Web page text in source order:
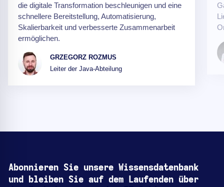
die digitale Transformation beschleunigen und eine
schnellere Bereitstellung, Automatisierung,
Skalierbarkeit und verbesserte Zusammenarbeit
ermöglichen.
GRZEGORZ ROZMUS
Leiter der Java-Abteilung
Abonnieren Sie unsere Wissensdatenbank
und bleiben Sie auf dem Laufenden über